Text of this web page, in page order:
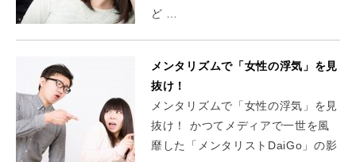
ど …
メンタリズムで「女性の浮気」を見
抜け！
メンタリズムで「女性の浮気」を見
抜け！ かつてメディアで一世を風
靡した「メンタリストDaiGo」の影